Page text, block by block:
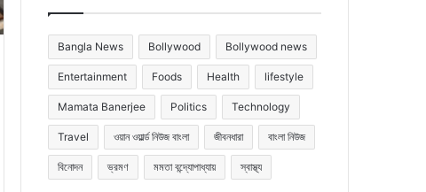
Bangla News Bollywood Bollywood news
Entertainment Foods Health lifestyle
Mamata Banerjee Politics Technology
Travel ওয়ান ওয়ার্ল্ড নিউজ বাংলা জীবনধারা বাংলা নিউজ
বিনোদন ভ্রমণ মমতা বন্দ্যোপাধ্যায় স্বাস্থ্য